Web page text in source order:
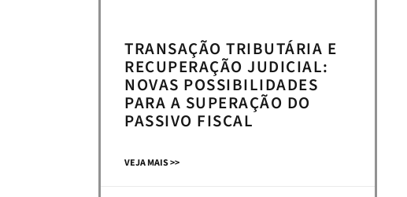
TRANSAÇÃO TRIBUTÁRIA E
RECUPERAÇÃO JUDICIAL:
NOVAS POSSIBILIDADES
PARA A SUPERAÇÃO DO
PASSIVO FISCAL
VEJA MAIS >>